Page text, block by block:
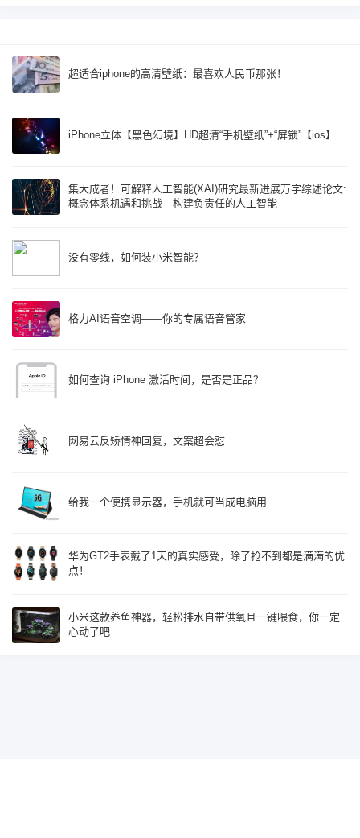
超适合iphone的高清壁纸：最喜欢人民币那张！
iPhone立体【黑色幻境】HD超清“手机壁纸”+“屏锁”【ios】
集大成者！可解释人工智能(XAI)研究最新进展万字综述论文:
概念体系机遇和挑战—构建负责任的人工智能
没有零线，如何装小米智能？
格力AI语音空调——你的专属语音管家
如何查询 iPhone 激活时间，是否是正品？
网易云反矫情神回复，文案超会怼
给我一个便携显示器，手机就可当成电脑用
华为GT2手表戴了1天的真实感受，除了抢不到都是满满的优
点！
小米这款养鱼神器，轻松排水自带供氧且一键喂食，你一定
心动了吧